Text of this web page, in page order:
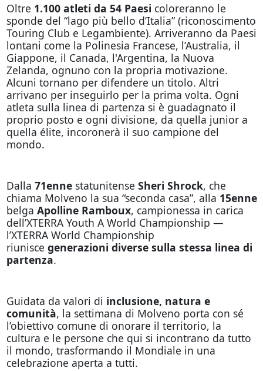
Oltre 1.100 atleti da 54 Paesi coloreranno le
sponde del “lago più bello d’Italia” (riconoscimento
Touring Club e Legambiente). Arriveranno da Paesi
lontani come la Polinesia Francese, l’Australia, il
Giappone, il Canada, l'Argentina, la Nuova
Zelanda, ognuno con la propria motivazione.
Alcuni tornano per difendere un titolo. Altri
arrivano per inseguirlo per la prima volta. Ogni
atleta sulla linea di partenza si è guadagnato il
proprio posto e ogni divisione, da quella junior a
quella élite, incoronerà il suo campione del
mondo.
Dalla 71enne statunitense Sheri Shrock, che
chiama Molveno la sua “seconda casa”, alla 15enne
belga Apolline Ramboux, campionessa in carica
dell’XTERRA Youth A World Championship —
l’XTERRA World Championship
riunisce generazioni diverse sulla stessa linea di
partenza.
Guidata da valori di inclusione, natura e
comunità, la settimana di Molveno porta con sé
l’obiettivo comune di onorare il territorio, la
cultura e le persone che qui si incontrano da tutto
il mondo, trasformando il Mondiale in una
celebrazione aperta a tutti.